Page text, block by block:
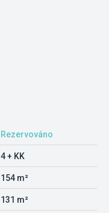
Rezervováno
4 + KK
154 m²
131 m²